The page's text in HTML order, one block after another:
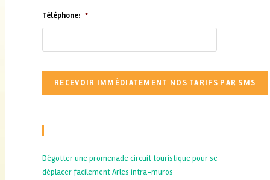
Téléphone: *
Dégotter une promenade circuit touristique pour se
déplacer facilement Arles intra-muros